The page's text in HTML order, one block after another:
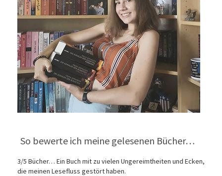
So bewerte ich meine gelesenen Bücher…
3/5 Bücher… Ein Buch mit zu vielen Ungereimtheiten und Ecken,
die meinen Lesefluss gestört haben.